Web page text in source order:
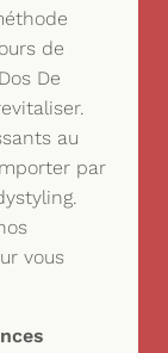
de
De
au
par
vous